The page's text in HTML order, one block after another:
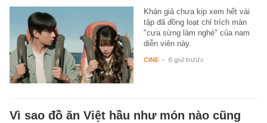
Khán giả chưa kịp xem hết vài
tập đã đồng loạt chỉ trích màn
"cưa sừng làm nghé" của nam
diễn viên này.
CINE - 6 giờ trước
Vì sao đồ ăn Việt hầu như món nào cũng